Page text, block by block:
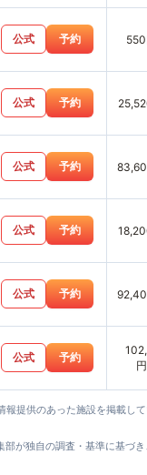
公式 予約
公式 予約
公式 予約
公式 予約
公式 予約
公式 予約
報提供のあった施設を掲載し
が独自の調査・基準に基づ